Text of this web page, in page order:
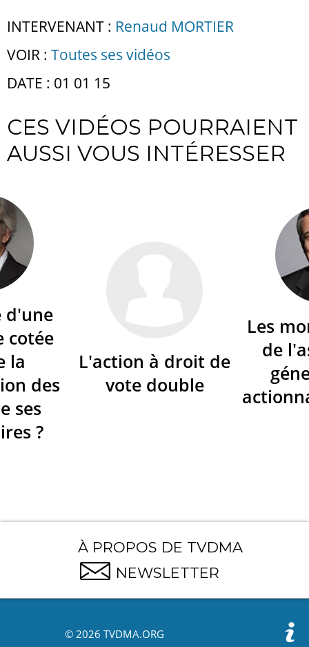
INTERVENANT : Renaud MORTIER
VOIR : Toutes ses vidéos
DATE : 01 01 15
CES VIDÉOS POURRAIENT
AUSSI VOUS INTÉRESSER
d'une
cotée
la
des
ses
?
L'action à droit de
vote double
Les
de
À PROPOS DE TVDMA
NEWSLETTER
© 2026 TVDMA.ORG